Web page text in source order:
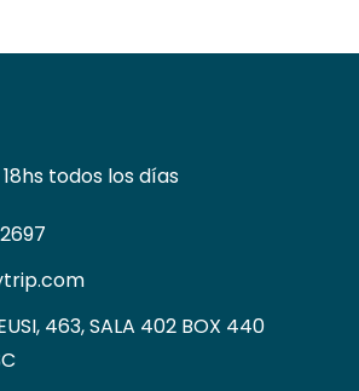
todos los días
463, SALA 402 BOX 440